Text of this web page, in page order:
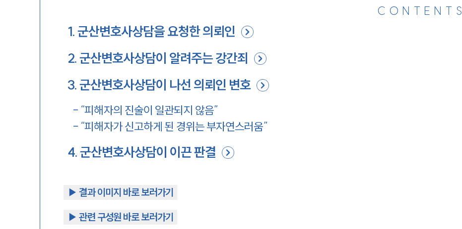
CONTENTS
1.군산변호사상담을 요청한 의뢰인
2.군산변호사상담이 알려주는 강간죄
3.군산변호사상담이 나선 의뢰인 변호
- “피해자의 진술이 일관되지 않음”
- “피해자가 신고하게 된 경위는 부자연스러움”
4.군산변호사상담이 이끈 판결
▶︎ 결과 이미지 바로 보러가기
▶︎ 관련 구성원 바로 보러가기